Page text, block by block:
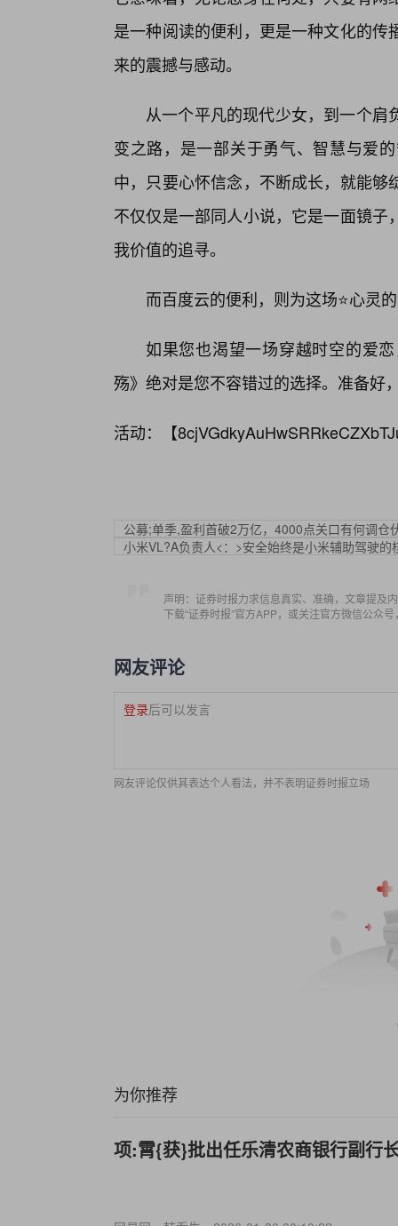
是一种阅读的便利，更是一种文化的
来的震撼与感动。
从一个平凡的现代少女，到一个
变之路，是一部关于勇气、智慧与爱
中，只要心怀信念，不断成长，就能
不仅仅是一部同人小说，它是一面镜
我价值的追寻。
而百度云的便利，则为这场⭐心灵
如果您也渴望一场穿越时空的爱
殇》绝对是您不容错过的选择。准备好
活动：【
公募;单季,盈利首破2万亿，4000点关口有何调仓
小米VL?A负责人<：>安全始终是小米辅助驾驶的
声明：证券时报力求信息真实、准确，文章提及
下载“证券时报”官方APP，或关注官方微信公众
网友评论
登录后可以发言
网友评论仅供其表达个人看法，并不表明证券时报立场
为你推荐
项:霄{获}批出任乐清农商银行副行